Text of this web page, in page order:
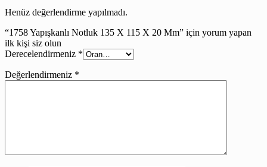
Henüz değerlendirme yapılmadı.
“1758 Yapışkanlı Notluk 135 X 115 X 20 Mm” için yorum yapan
ilk kişi siz olun
Derecelendirmeniz *
Değerlendirmeniz *